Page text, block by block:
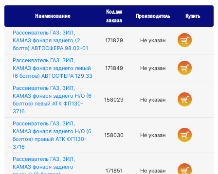
Наименование
Код для
заказа
Производитель Купить
Рассеиватель ГАЗ, ЗИЛ,
КАМАЗ фонаря заднего (2
болта) АВТОСФЕРА 98.02-01
171829 Не указан
Рассеиватель ГАЗ, ЗИЛ,
КАМАЗ фонаря заднего левый
(6 болтов) АВТОСФЕРА 129.33
171849 Не указан
Рассеиватель ГАЗ, ЗИЛ,
КАМАЗ фонаря заднего Н/О (6
болтов) левый АТК ФП130-
3716
158029 Не указан
Рассеиватель ГАЗ, ЗИЛ,
КАМАЗ фонаря заднего Н/О (6
болтов) правый АТК ФП130-
3716
158030 Не указан
Рассеиватель ГАЗ, ЗИЛ,
КАМАЗ фонаря заднего
171851 Не указан